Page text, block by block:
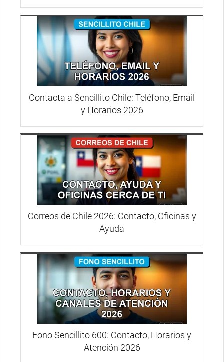
Contacta a Sencillito Chile: Teléfono, Email
y Horarios 2026
Correos de Chile 2026: Contacto, Oficinas y
Ayuda
Fono Sencillito 600: Contacto, Horarios y
Atención 2026